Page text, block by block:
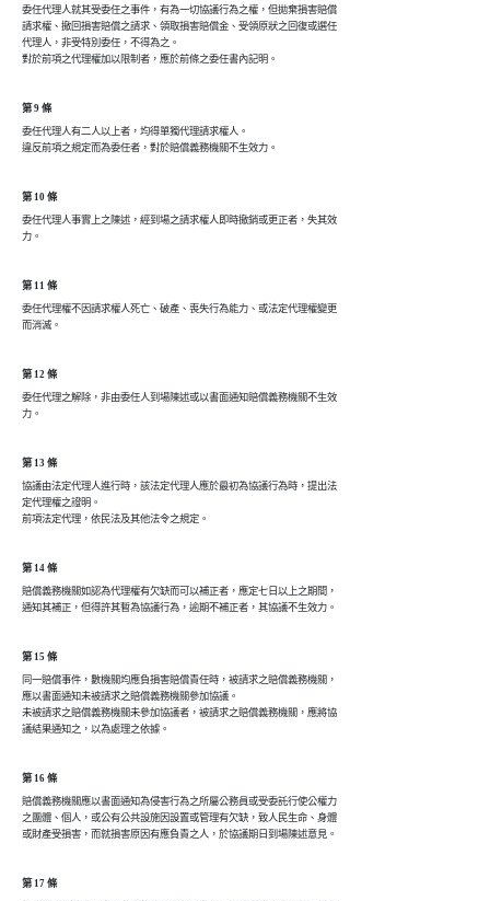
委任代理人就其受委任之事件，有為一切協議行為之權，但拋棄損害賠償
請求權、撤回損害賠償之請求、領取損害賠償金、受領原狀之回復或選任
代理人，非受特別委任，不得為之。
第 9 條
委任代理人有二人以上者，均得單獨代理請求權人。
第 10 條
委任代理人事實上之陳述，經到場之請求權人即時撤銷或更正者，失其效
第 11 條
委任代理權不因請求權人死亡、破產、喪失行為能力、或法定代理權變更
第 12 條
委任代理之解除，非由委任人到場陳述或以書面通知賠償義務機關不生效
力。
第 13 條
協議由法定代理人進行時，該法定代理人應於最初為協議行為時，提出法
定代理權之證明。
第 14 條
賠償義務機關如認為代理權有欠缺而可以補正者，應定七日以上之期間，
第 15 條
同一賠償事件，數機關均應負損害賠償責任時，被請求之賠償義務機關，
應以書面通知未被請求之賠償義務機關參加協議。
未被請求之賠償義務機關未參加協議者，被請求之賠償義務機關，應將協
第 16 條
賠償義務機關應以書面通知為侵害行為之所屬公務員或受委託行使公權力
之團體、個人，或公有公共設施因設置或管理有欠缺，致人民生命、身體
第 17 條